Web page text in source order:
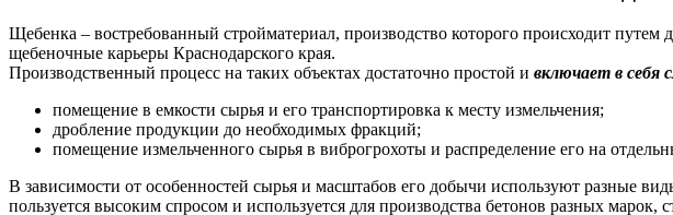
Щебенка – востребованный стройматериал, производство которого происходит
щебеночные карьеры Краснодарского края.
Производственный процесс на таких объектах достаточно простой и включает в себя
помещение в емкости сырья и его транспортировка к месту измельчения;
дробление продукции до необходимых фракций;
помещение измельченного сырья в виброгрохоты и распределение его на
В зависимости от особенностей сырья и масштабов его добычи используют разные
пользуется высоким спросом и используется для производства бетонов разных марок,